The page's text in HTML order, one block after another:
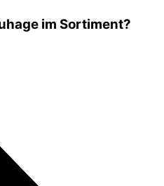
im Sortiment?